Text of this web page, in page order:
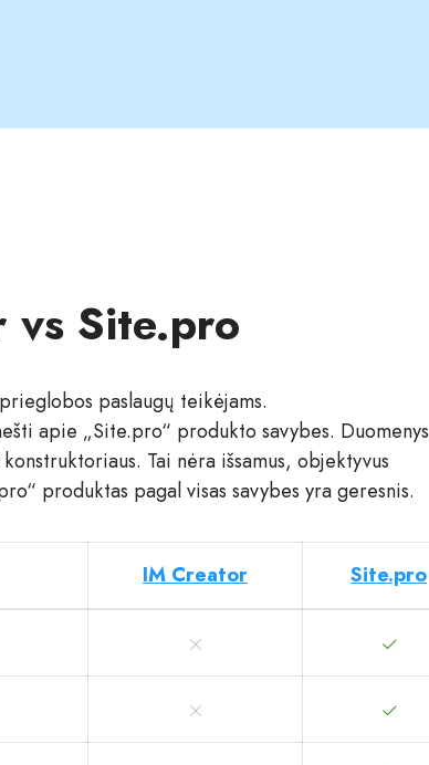
vs Site.pro
paslaugų teikėjams.
apie „Site.pro“ produkto savybes. Duomenys
Tai nėra išsamus, objektyvus
produktas pagal visas savybes yra geresnis.
IM Creator Site.pro